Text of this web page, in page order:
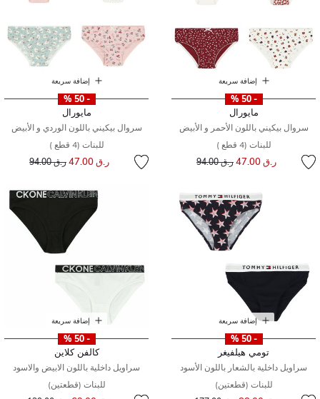
إضافة سريعة
- 50 %
مايورال
سروال بيكيني باللون الأحمر و الأبيض
للبنات (4 قطع )
ر.ق 47.00 سعر مخفض منر.ق 94.00
إضافة سريعة
- 50 %
مايورال
سروال بيكيني باللون الوردي و الأبيض
للبنات (4 قطع )
ر.ق 47.00 سعر مخفض من
ر.ق 94.00 إلى
إضافة سريعة
- 50 %
تومي هيلفيغر
سراويل داخلية بالشعار باللون الأسود
للبنات (قطعتين)
سعر مخفض من
إضافة سريعة
- 50 %
كالفن كلاين
سراويل داخلية باللون الابيض والاسود
للبنات (قطعتين)
سعر مخفض من
إلى